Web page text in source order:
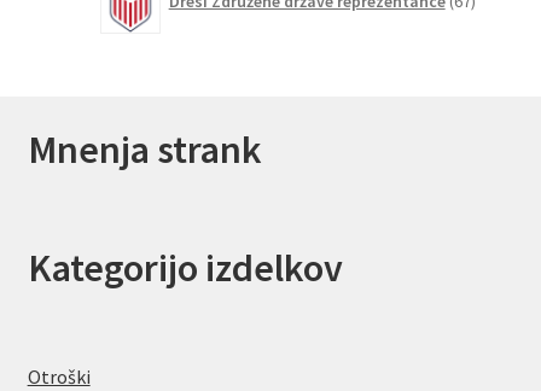
izdelkov
Mnenja strank
Kategorijo izdelkov
Otroški